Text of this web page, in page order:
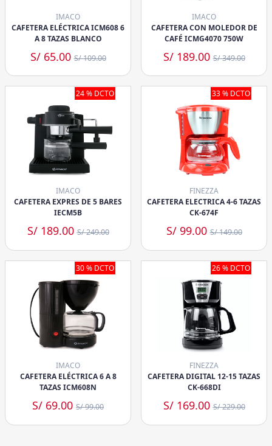
IMACO
CAFETERA ELÉCTRICA ICM608 6
A 8 TAZAS BLANCO
S/ 65.00S/ 109.00
IMACO
CAFETERA CON MOLEDOR DE
CAFÉ ICMG4070 750W
S/ 189.00S/ 349.00
24 % DCTO
IMACO
CAFETERA EXPRES DE 5 BARES
IECM5B
S/ 189.00S/ 249.00
33 % DCTO
FINEZZA
CAFETERA ELECTRICA 4-6 TAZAS
CK-674F
S/ 99.00S/ 149.00
30 % DCTO
IMACO
CAFETERA ELÉCTRICA 6 A 8
TAZAS ICM608N
S/ 69.00 S/ 99.00
26 % DCTO
FINEZZA
CAFETERA DIGITAL 12-15 TAZAS
CK-668DI
S/ 169.00S/ 229.00